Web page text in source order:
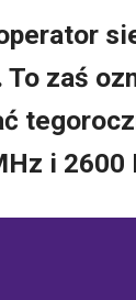
zaś
i 2600